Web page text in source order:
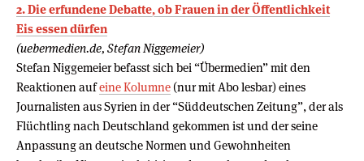
2. Die erfundene Debatte, ob Frauen in der Öffentlichkeit
Eis essen dürfen
(uebermedien.de, Stefan Niggemeier)
Stefan Niggemeier befasst sich bei “Übermedien” mit den
Reaktionen aufeine Kolumne (nur mit Abo lesbar) eines
Journalisten aus Syrien in der “Süddeutschen Zeitung”, der als
Flüchtling nach Deutschland gekommen ist und der seine
Anpassung an deutsche Normen und Gewohnheiten